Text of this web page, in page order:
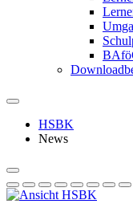
HSBK
News